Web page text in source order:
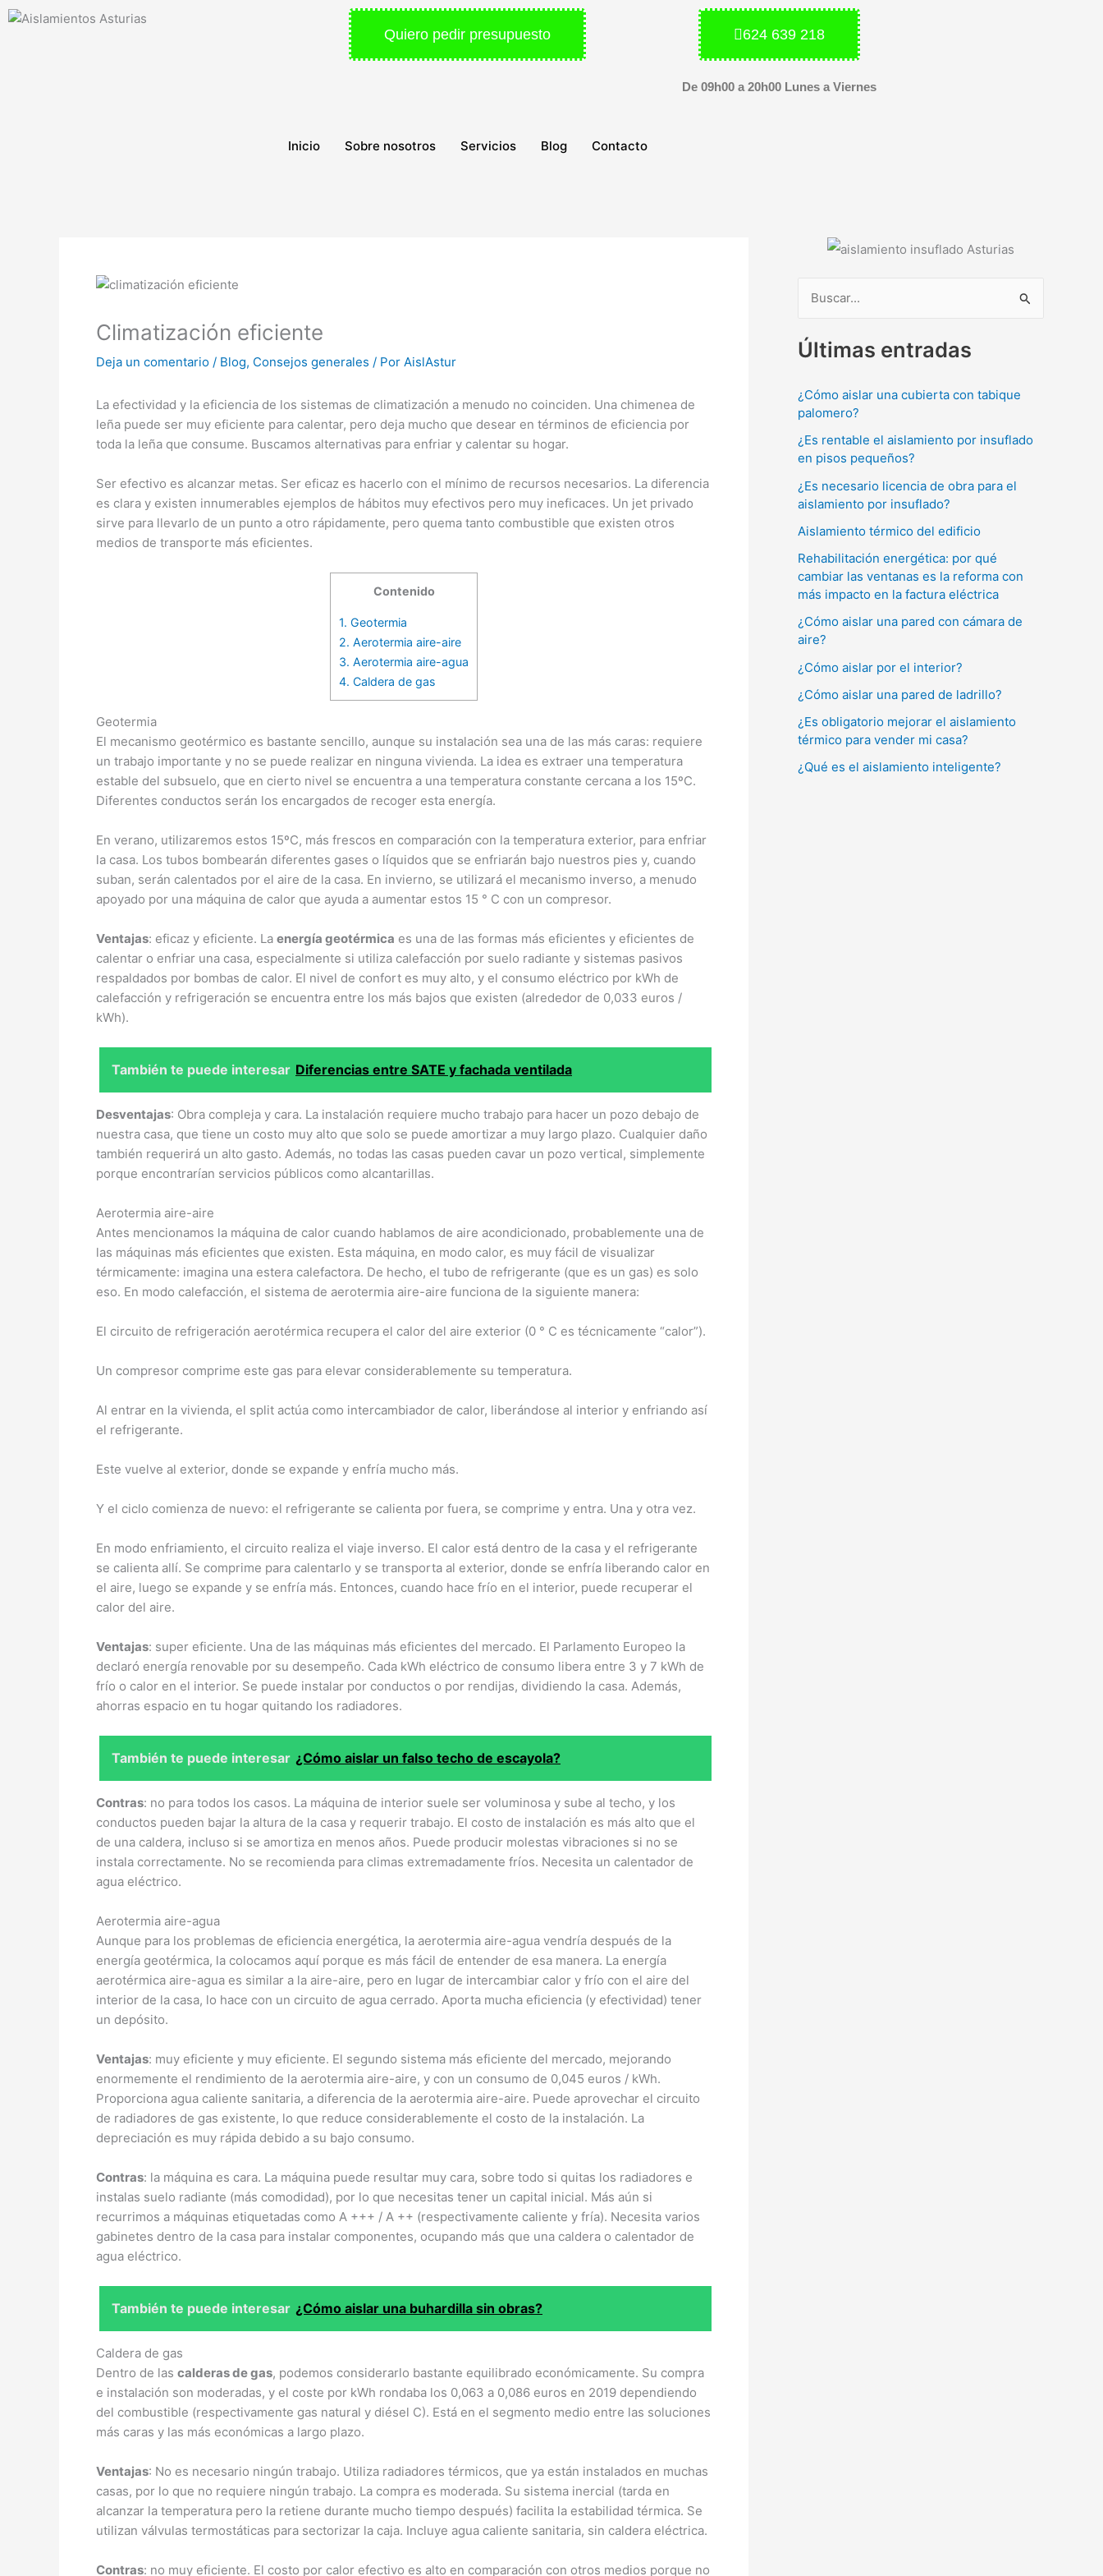
Quiero pedir presupuesto 624 639 218
De 09h00 a 20h00 Lunes a Viernes
Inicio Sobre nosotros Servicios Blog Contacto
Climatización eficiente
Deja un comentario / Blog, Consejos generales / Por AislAstur
La efectividad y la eficiencia de los sistemas de climatización a menudo no coinciden. Una chimenea de
leña puede ser muy eficiente para calentar, pero deja mucho que desear en términos de eficiencia por
toda la leña que consume. Buscamos alternativas para enfriar y calentar su hogar.
Ser efectivo es alcanzar metas. Ser eficaz es hacerlo con el mínimo de recursos necesarios. La diferencia
es clara y existen innumerables ejemplos de hábitos muy efectivos pero muy ineficaces. Un jet privado
sirve para llevarlo de un punto a otro rápidamente, pero quema tanto combustible que existen otros
medios de transporte más eficientes.
Contenido
1. Geotermia
2. Aerotermia aire-aire
3. Aerotermia aire-agua
4. Caldera de gas
Geotermia
El mecanismo geotérmico es bastante sencillo, aunque su instalación sea una de las más caras: requiere
un trabajo importante y no se puede realizar en ninguna vivienda. La idea es extraer una temperatura
estable del subsuelo, que en cierto nivel se encuentra a una temperatura constante cercana a los 15ºC.
Diferentes conductos serán los encargados de recoger esta energía.
En verano, utilizaremos estos 15ºC, más frescos en comparación con la temperatura exterior, para enfriar
la casa. Los tubos bombearán diferentes gases o líquidos que se enfriarán bajo nuestros pies y, cuando
suban, serán calentados por el aire de la casa. En invierno, se utilizará el mecanismo inverso, a menudo
apoyado por una máquina de calor que ayuda a aumentar estos 15 ° C con un compresor.
Ventajas: eficaz y eficiente. La energía geotérmica es una de las formas más eficientes y eficientes de
calentar o enfriar una casa, especialmente si utiliza calefacción por suelo radiante y sistemas pasivos
respaldados por bombas de calor. El nivel de confort es muy alto, y el consumo eléctrico por kWh de
calefacción y refrigeración se encuentra entre los más bajos que existen (alrededor de 0,033 euros /
kWh).
También te puede interesar Diferencias entre SATE y fachada ventilada
Desventajas: Obra compleja y cara. La instalación requiere mucho trabajo para hacer un pozo debajo de
nuestra casa, que tiene un costo muy alto que solo se puede amortizar a muy largo plazo. Cualquier daño
también requerirá un alto gasto. Además, no todas las casas pueden cavar un pozo vertical, simplemente
porque encontrarían servicios públicos como alcantarillas.
Aerotermia aire-aire
Antes mencionamos la máquina de calor cuando hablamos de aire acondicionado, probablemente una de
las máquinas más eficientes que existen. Esta máquina, en modo calor, es muy fácil de visualizar
térmicamente: imagina una estera calefactora. De hecho, el tubo de refrigerante (que es un gas) es solo
eso. En modo calefacción, el sistema de aerotermia aire-aire funciona de la siguiente manera:
El circuito de refrigeración aerotérmica recupera el calor del aire exterior (0 ° C es técnicamente “calor”).
Un compresor comprime este gas para elevar considerablemente su temperatura.
Al entrar en la vivienda, el split actúa como intercambiador de calor, liberándose al interior y enfriando así
el refrigerante.
Este vuelve al exterior, donde se expande y enfría mucho más.
Y el ciclo comienza de nuevo: el refrigerante se calienta por fuera, se comprime y entra. Una y otra vez.
En modo enfriamiento, el circuito realiza el viaje inverso. El calor está dentro de la casa y el refrigerante
se calienta allí. Se comprime para calentarlo y se transporta al exterior, donde se enfría liberando calor en
el aire, luego se expande y se enfría más. Entonces, cuando hace frío en el interior, puede recuperar el
calor del aire.
Ventajas: super eficiente. Una de las máquinas más eficientes del mercado. El Parlamento Europeo la
declaró energía renovable por su desempeño. Cada kWh eléctrico de consumo libera entre 3 y 7 kWh de
frío o calor en el interior. Se puede instalar por conductos o por rendijas, dividiendo la casa. Además,
ahorras espacio en tu hogar quitando los radiadores.
También te puede interesar ¿Cómo aislar un falso techo de escayola?
Contras: no para todos los casos. La máquina de interior suele ser voluminosa y sube al techo, y los
conductos pueden bajar la altura de la casa y requerir trabajo. El costo de instalación es más alto que el
de una caldera, incluso si se amortiza en menos años. Puede producir molestas vibraciones si no se
instala correctamente. No se recomienda para climas extremadamente fríos. Necesita un calentador de
agua eléctrico.
Aerotermia aire-agua
Aunque para los problemas de eficiencia energética, la aerotermia aire-agua vendría después de la
energía geotérmica, la colocamos aquí porque es más fácil de entender de esa manera. La energía
aerotérmica aire-agua es similar a la aire-aire, pero en lugar de intercambiar calor y frío con el aire del
interior de la casa, lo hace con un circuito de agua cerrado. Aporta mucha eficiencia (y efectividad) tener
un depósito.
Ventajas: muy eficiente y muy eficiente. El segundo sistema más eficiente del mercado, mejorando
enormemente el rendimiento de la aerotermia aire-aire, y con un consumo de 0,045 euros / kWh.
Proporciona agua caliente sanitaria, a diferencia de la aerotermia aire-aire. Puede aprovechar el circuito
de radiadores de gas existente, lo que reduce considerablemente el costo de la instalación. La
depreciación es muy rápida debido a su bajo consumo.
Contras: la máquina es cara. La máquina puede resultar muy cara, sobre todo si quitas los radiadores e
instalas suelo radiante (más comodidad), por lo que necesitas tener un capital inicial. Más aún si
recurrimos a máquinas etiquetadas como A +++ / A ++ (respectivamente caliente y fría). Necesita varios
gabinetes dentro de la casa para instalar componentes, ocupando más que una caldera o calentador de
agua eléctrico.
También te puede interesar ¿Cómo aislar una buhardilla sin obras?
Caldera de gas
Dentro de las calderas de gas, podemos considerarlo bastante equilibrado económicamente. Su compra
e instalación son moderadas, y el coste por kWh rondaba los 0,063 a 0,086 euros en 2019 dependiendo
del combustible (respectivamente gas natural y diésel C). Está en el segmento medio entre las soluciones
más caras y las más económicas a largo plazo.
Ventajas: No es necesario ningún trabajo. Utiliza radiadores térmicos, que ya están instalados en muchas
casas, por lo que no requiere ningún trabajo. La compra es moderada. Su sistema inercial (tarda en
alcanzar la temperatura pero la retiene durante mucho tiempo después) facilita la estabilidad térmica. Se
utilizan válvulas termostáticas para sectorizar la caja. Incluye agua caliente sanitaria, sin caldera eléctrica.
Contras: no muy eficiente. El costo por calor efectivo es alto en comparación con otros medios porque no
s
a
r
p
r
Últimas entradas
¿Cómo aislar una cubierta con tabique
palomero?
¿Es rentable el aislamiento por insuflado
en pisos pequeños?
¿Es necesario licencia de obra para el
aislamiento por insuflado?
Aislamiento térmico del edificio
Rehabilitación energética: por qué
cambiar las ventanas es la reforma con
más impacto en la factura eléctrica
¿Cómo aislar una pared con cámara de
aire?
¿Cómo aislar por el interior?
¿Cómo aislar una pared de ladrillo?
¿Es obligatorio mejorar el aislamiento
térmico para vender mi casa?
¿Qué es el aislamiento inteligente?